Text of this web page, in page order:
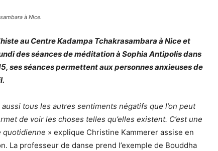
à Nice.
au Centre Kadampa Tchakrasambara à Nice et
des séances de méditation à Sophia Antipolis dans
ses séances permettent aux personnes anxieuses de
tous les autres sentiments négatifs que l’on peut
de voir les choses telles qu’elles existent. C’est une
quotidienne » explique Christine Kammerer assise en
La professeur de danse prend l’exemple de Bouddha